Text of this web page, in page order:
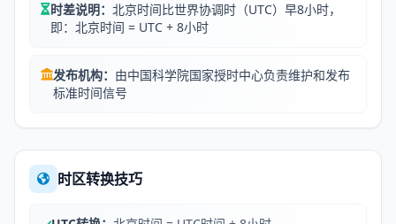
时差说明： 北京时间比世界协调时（UTC）早8小时，
即：北京时间 = UTC + 8小时
发布机构： 由中国科学院国家授时中心负责维护和发布
标准时间信号
时区转换技巧